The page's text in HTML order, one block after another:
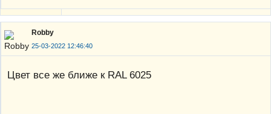
Robby
25-03-2022 12:46:40
Цвет все же ближе к RAL 6025